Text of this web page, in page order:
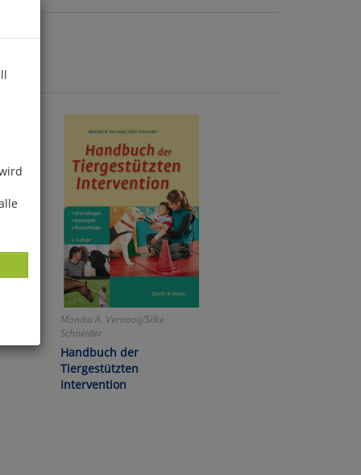
Monika A. Vernooij/Silke
Schneider
Handbuch der
Tiergestützten
Intervention